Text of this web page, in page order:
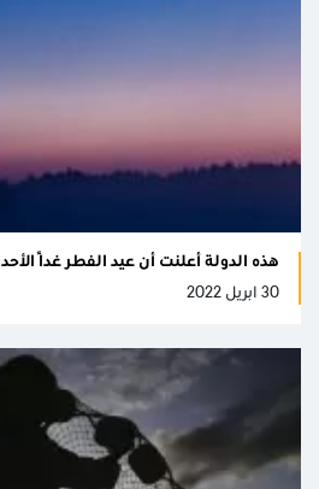
هذه الدولة أعلنت أن عيد الفطر غدًا الأحد
30 ابريل 2022